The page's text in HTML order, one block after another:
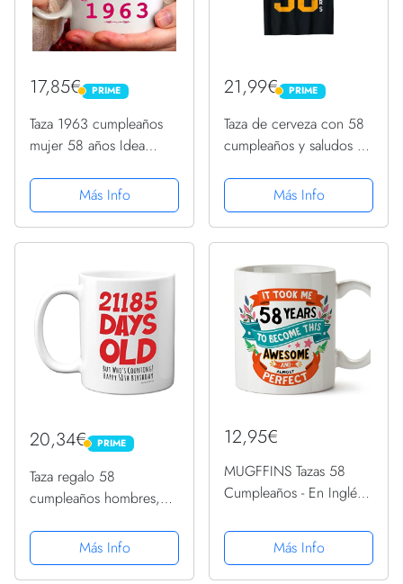
17,85€ PRIME
PRIME
Taza 1963 cumpleaños
mujer 58 años Idea
una mujer nacida en
1963
Más Info
21,99€ PRIME
PRIME
Taza de cerveza con 58
cumpleaños y saludos a
Más Info
20,34€ PRIME
PRIME
Taza regalo 58
cumpleaños hombres,
días edad, divertida,
adultos, cincuenta ocho,
Más Info
12,95€
MUGFFINS Tazas 58
Cumpleaños - En Inglés -
become perfect - 11 oz -
Regalo original y
divertido
Más Info